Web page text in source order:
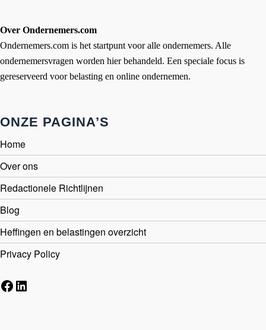
Over Ondernemers.com
Ondernemers.com is het startpunt voor alle ondernemers. Alle
ondernemersvragen worden hier behandeld. Een speciale focus is
gereserveerd voor belasting en online ondernemen.
ONZE PAGINA’S
Home
Over ons
Redactionele Richtlijnen
Blog
Heffingen en belastingen overzicht
Privacy Policy
Facebook
LinkedIn